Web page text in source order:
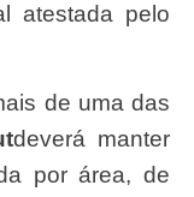
atestada pelo
de uma das
deverá manter
por área, de